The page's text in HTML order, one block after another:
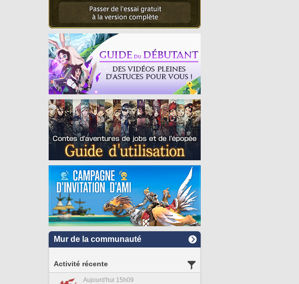
Mur de la communauté
Activité récente
Aujourd'hui 15h09